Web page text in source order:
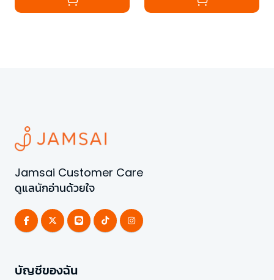
Jamsai Customer Care
ดูแลนักอ่านด้วยใจ
บัญชีของฉัน